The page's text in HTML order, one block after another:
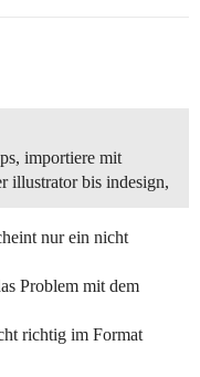
importiere mit
illustrator bis indesign,
nur ein nicht
Problem mit dem
richtig im Format